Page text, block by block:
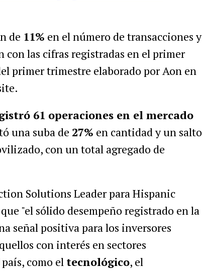
de 11% en el número de transacciones y
con las cifras registradas en el primer
primer trimestre elaborado por Aon en
61 operaciones en el mercado
una suba de 27% en cantidad y un salto
con un total agregado de
Solutions Leader para Hispanic
que "el sólido desempeño registrado en la
señal positiva para los inversores
con interés en sectores
como el tecnológico, el